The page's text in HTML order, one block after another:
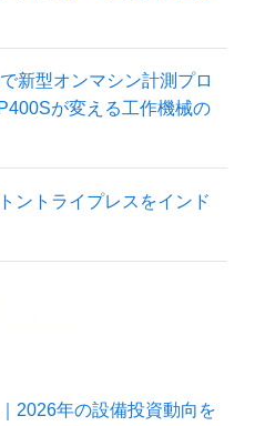
新型オンマシン計測プロ
が変える工作機械の
ントライプレスをインド
2026年の設備投資動向を